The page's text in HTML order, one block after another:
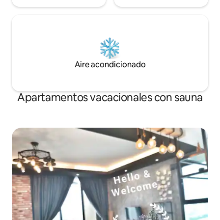
Aire acondicionado
Apartamentos vacacionales con sauna